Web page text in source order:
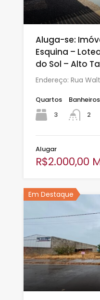
Aluga-se:
Esquina –
do Sol – Alto
Endereço: Rua
Quartos
3
Banheiros
2
Alugar
R$2.000,00
Em Destaque